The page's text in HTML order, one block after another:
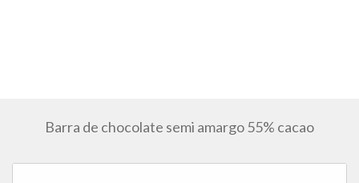
Barra de chocolate semi amargo 55% cacao